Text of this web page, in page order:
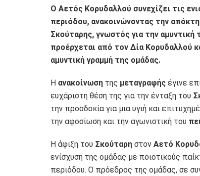
Ο Αετός Κορυδαλλού συνεχίζει τις
περιόδου, ανακοινώνοντας την
Σκούταρης, γνωστός για την
προέρχεται από τον Δία Κορυδαλλού
αμυντική γραμμή της ομάδας.
Η ανακοίνωση της μεταγραφής έγινε
ευχάριστη θέση της για την ένταξη του
την προσδοκία για μια υγιή και
την αφοσίωση και την αγωνιστική του
Η άφιξη του Σκούταρη στον Αετό
ενίσχυση της ομάδας με ποιοτικούς
περιόδου. Ο πρόεδρος της ομάδας, σε